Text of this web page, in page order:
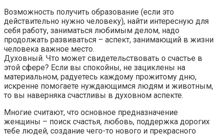
Возможность получить образование (если это
действительно нужно человеку), найти интересную для
себя работу, заниматься любимым делом, надо
продолжать развиваться – аспект, занимающий в жизни
человека важное место.
Духовный. Что может свидетельствовать о счастье в
этой сфере? Если вы спокойны, не зациклены на
материальном, радуетесь каждому прожитому дню,
искренне помогаете нуждающимся людям и животным,
то вы наверняка счастливы в духовном аспекте.
Многие считают, что основное предназначение
женщины – поиск счастья, любовь, поддержка дорогих
тебе людей, создание чего-то нового и прекрасного